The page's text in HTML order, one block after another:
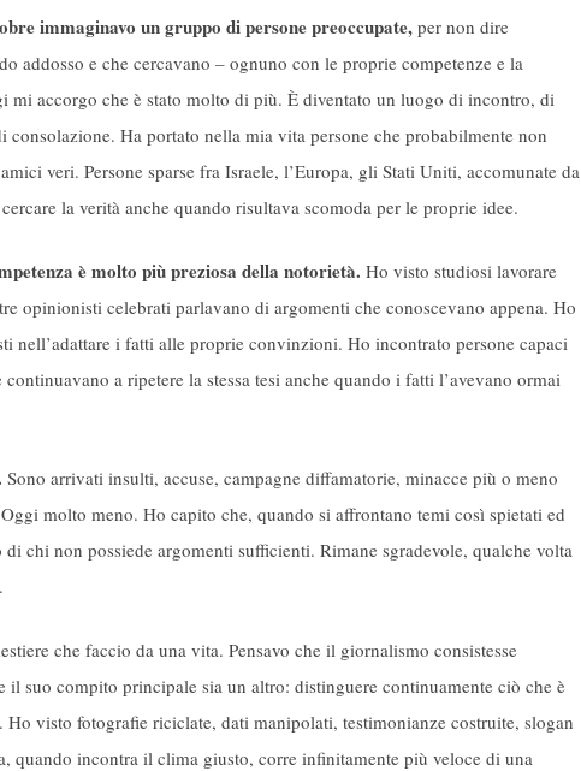
immaginavo un gruppo di persone preoccupate, per non dire
addosso e che cercavano – ognuno con le proprie competenze e la
mi accorgo che è stato molto di più. È diventato un luogo di incontro, di
Ha portato nella mia vita persone che probabilmente non
veri. Persone sparse fra Israele, l’Europa, gli Stati Uniti, accomunate da
la verità anche quando risultava scomoda per le proprie idee.
è molto più preziosa della notorietà. Ho visto studiosi lavorare
opinionisti celebrati parlavano di argomenti che conoscevano appena. Ho
nell’adattare i fatti alle proprie convinzioni. Ho incontrato persone capaci
a ripetere la stessa tesi anche quando i fatti l’avevano ormai
Sono arrivati insulti, accuse, campagne diffamatorie, minacce più o meno
molto meno. Ho capito che, quando si affrontano temi così spietati ed
chi non possiede argomenti sufficienti. Rimane sgradevole, qualche volta
che faccio da una vita. Pensavo che il giornalismo consistesse
il suo compito principale sia un altro: distinguere continuamente ciò che è
visto fotografie riciclate, dati manipolati, testimonianze costruite, slogan
quando incontra il clima giusto, corre infinitamente più veloce di una